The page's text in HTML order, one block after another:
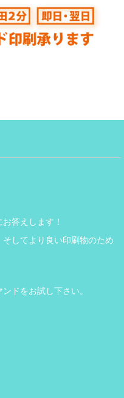
答えします！
してより良い印刷物のため
ドをお試し下さい。